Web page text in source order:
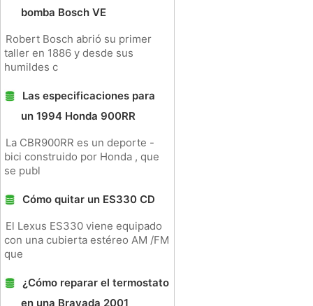
bomba Bosch VE
Robert Bosch abrió su primer
taller en 1886 y desde sus
humildes c
Las especificaciones para
un 1994 Honda 900RR
La CBR900RR es un deporte -
bici construido por Honda , que
se publ
Cómo quitar un ES330 CD
El Lexus ES330 viene equipado
con una cubierta estéreo AM /FM
que
¿Cómo reparar el termostato
en una Bravada 2001